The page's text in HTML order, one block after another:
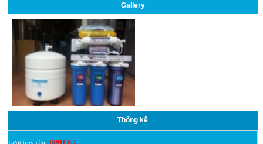
Gallery
Thống kê
Lượt truy cập: 19911367